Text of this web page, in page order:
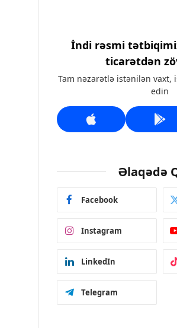
İndi rəsmi
ticarətdən
Tam nəzarətlə istənilən vaxt,
edin
Əlaqədə
Facebook
Instagram
LinkedIn
Telegram